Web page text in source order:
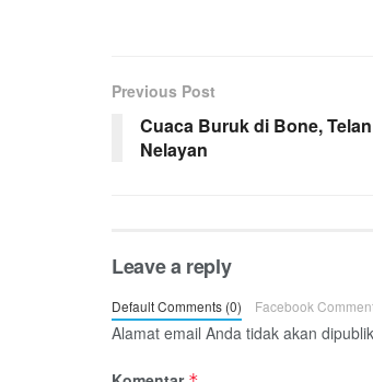
Previous Post
Cuaca Buruk di Bone,
Nelayan
Leave a reply
Default Comments (0) Facebook
Alamat email Anda tidak akan